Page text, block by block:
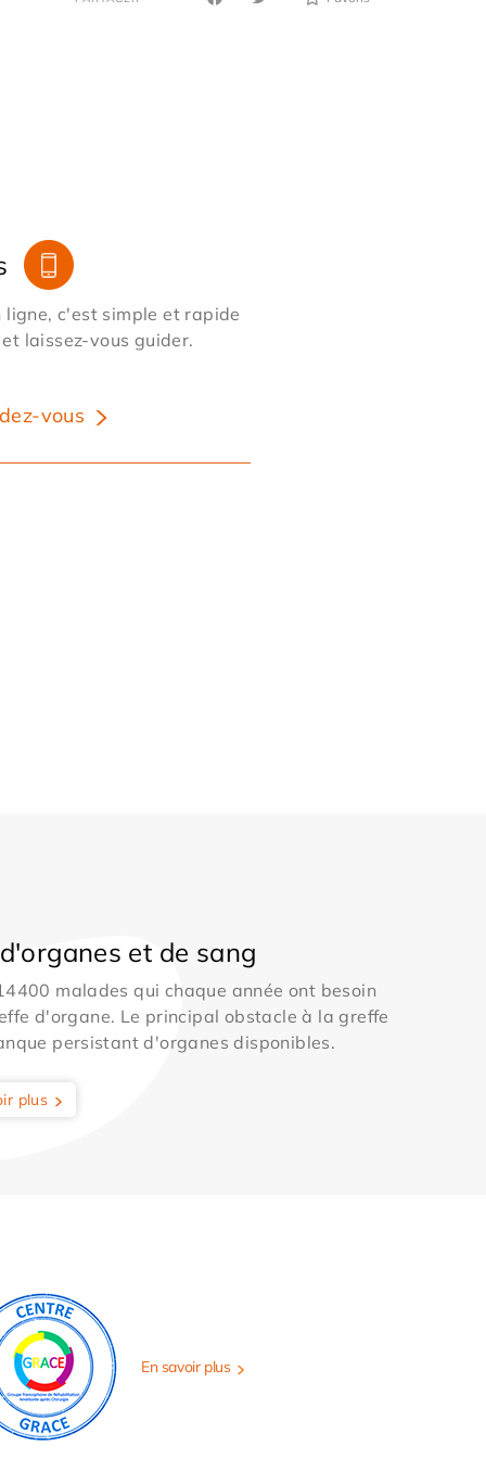
ligne, c'est simple et rapide
laissez-vous guider.
vous
et de sang
malades qui chaque année ont besoin
d'organe. Le principal obstacle à la greffe
persistant d'organes disponibles.
plus
En savoir plus